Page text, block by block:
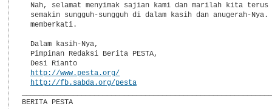
Nah, selamat menyimak sajian kami dan marilah kita terus
semakin sungguh-sungguh di dalam kasih dan anugerah-Nya.
  memberkati.
  Dalam kasih-Nya,
  Pimpinan Redaksi Berita PESTA,
  Desi Rianto
http://www.pesta.org/
http://fb.sabda.org/pesta
BERITA PESTA